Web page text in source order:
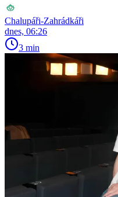
Chalupáři-Zahrádkáři
dnes, 06:26
3 min